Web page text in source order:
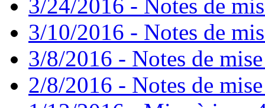
3/24/2016 - Notes de
3/10/2016 - Notes de
3/8/2016 - Notes de
2/8/2016 - Notes de